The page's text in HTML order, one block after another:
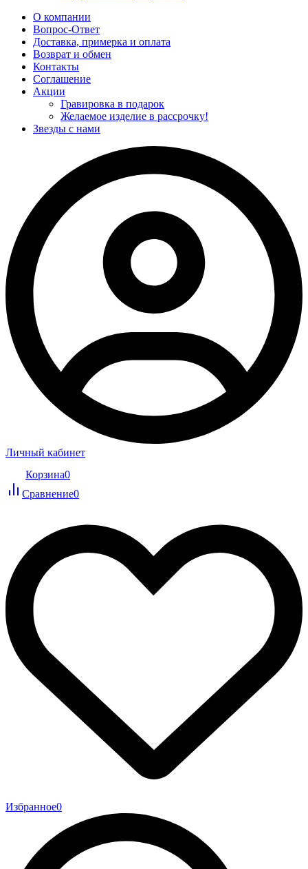
О компании
Вопрос-Ответ
Доставка, примерка и оплата
Возврат и обмен
Контакты
Соглашение
Акции
Гравировка в подарок
Желаемое изделие в рассрочку!
Звезды с нами
Личный кабинет
Корзина0
Сравнение0
Избранное0